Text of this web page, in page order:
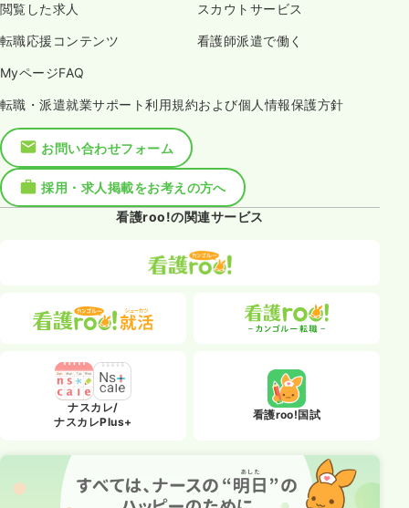
閲覧した求人 スカウトサービス
転職応援コンテンツ 看護師派遣で働く
MyページFAQ
転職・派遣就業サポート利用規約および個人情報保護方針
お問い合わせフォーム
採用・求人掲載をお考えの方へ
看護roo!の関連サービス
ナスカレ/
ナスカレPlus+
看護roo!国試